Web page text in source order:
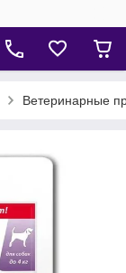
Ветеринарные